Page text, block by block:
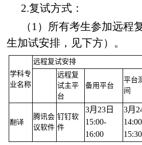
2.复试方式：
（1）所有考生参加远程
生加试安排，见下方）。
学科专
业名称
远程复试安排
远程复
试主平
台
备用平台
平台
间
翻译
腾讯会
议软件
钉钉软
件
3月 23 日
15:00-
16:00
3月
14
15:30